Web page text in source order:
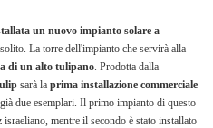
un nuovo impianto solare a
La torre dell'impianto che servirà alla
di un alto tulipano. Prodotta dalla
sarà la prima installazione commerciale
due esemplari. Il primo impianto di questo
mentre il secondo è stato installato